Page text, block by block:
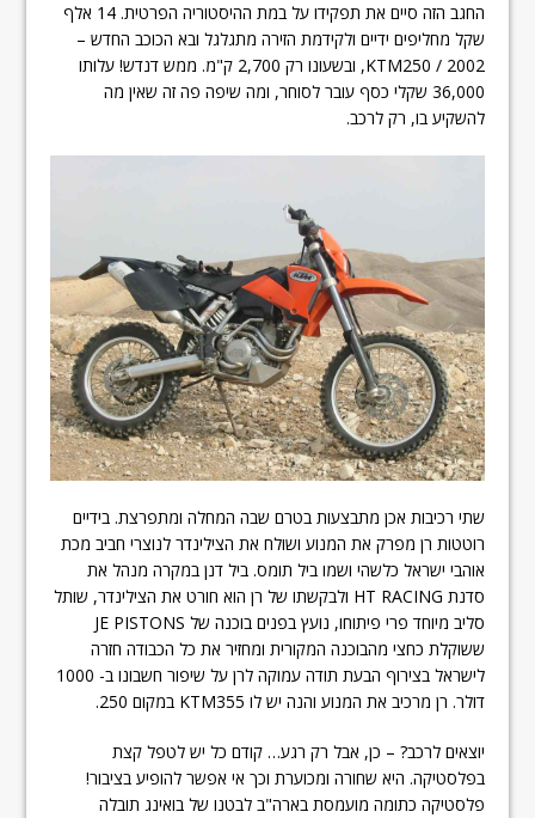
החגב הזה סיים את תפקידו על במת ההיסטוריה הפרטית. 14 אלף
שקל מחליפים ידיים ולקידמת הזירה מתגלגל ובא הכוכב החדש –
KTM250 / 2002, ובשעונו רק 2,700 ק"מ. ממש דנדש! עלותו
36,000 שקלי כסף עובר לסוחר, ומה שיפה פה זה שאין מה
להשקיע בו, רק לרכב.
שתי רכיבות אכן מתבצעות בטרם שבה המחלה ומתפרצת. בידיים
רוטטות רן מפרק את המנוע ושולח את הצילינדר לנוצרי חביב מכת
אוהבי ישראל כלשהי ושמו ביל תומס. ביל דנן במקרה מנהל את
סדנת HT RACING ולבקשתו של רן הוא חורט את הצילינדר, שותל
סליב מיוחד פרי פיתוחו, נועץ בפנים בוכנה של JE PISTONS
ששוקלת כחצי מהבוכנה המקורית ומחזיר את כל הכבודה חזרה
לישראל בצירוף הבעת תודה עמוקה לרן על שיפור חשבונו ב- 1000
דולר. רן מרכיב את המנוע והנה יש לו KTM355 במקום 250.
יוצאים לרכב? – כן, אבל רק רגע… קודם כל יש לטפל קצת
בפלסטיקה. היא שחורה ומכוערת וכך אי אפשר להופיע בציבור!
פלסטיקה כתומה מועמסת בארה"ב לבטנו של בואינג תובלה